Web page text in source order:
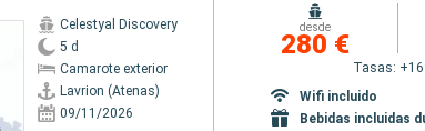
Celestyal Discovery
5 d
Camarote exterior
Lavrion (Atenas)
09/11/2026
desde
280 €
Tasas:
Wifi incluido
Bebidas incluidas